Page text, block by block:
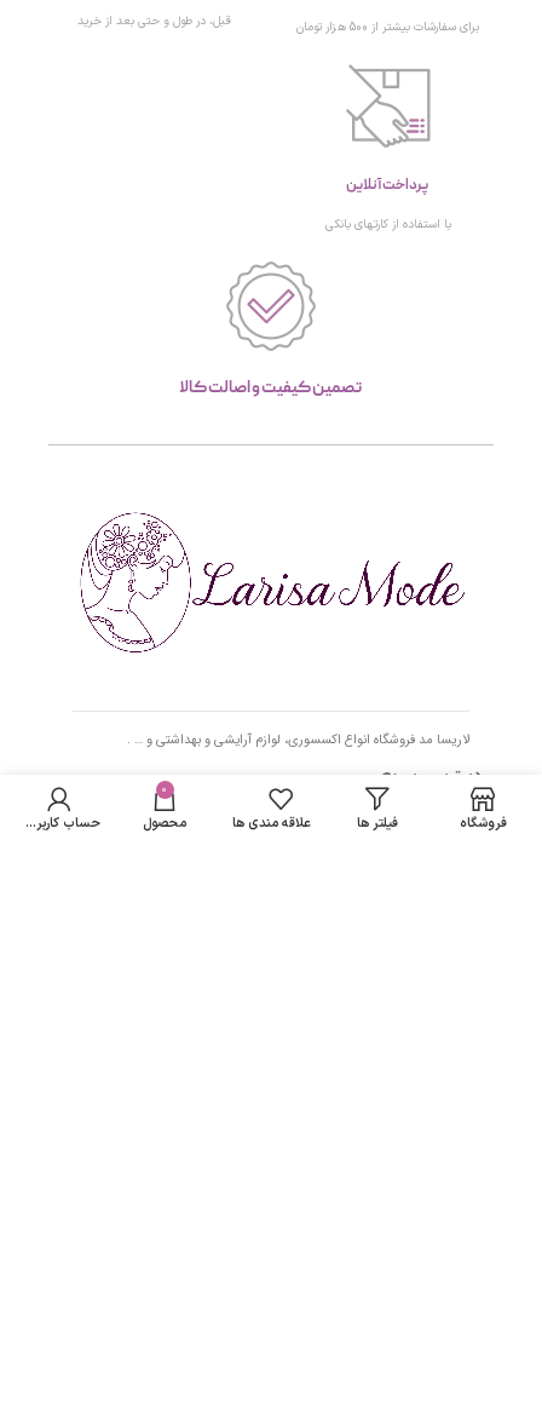
برای سفارشات بیشتر از 500 هزار تومان قبل، در طول و حتی بعد از خرید
پرداخت آنلاین
با استفاده از کارتهای بانکی
تصمین کیفیت و اصالت کالا
لاریسا مد فروشگاه انواع اکسسوری، لوازم آرایشی و بهداشتی و … .
دسترسی سریع
- صفحه اصلیفروشگاه فیلتر ها علاقه مندی ها
0
محصول حساب کاربری من